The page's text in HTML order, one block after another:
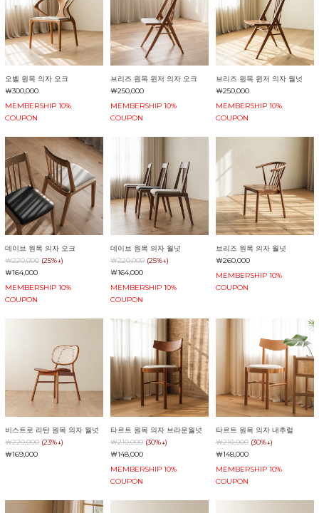
오벨 원목 의자 오크
￦300,000
MEMBERSHIP 10%
COUPON
브리즈 원목 윈저 의자 오크
￦250,000
MEMBERSHIP 10%
COUPON
브리즈 원목 윈저 의자 월넛
￦250,000
MEMBERSHIP 10%
COUPON
데이브 원목 의자 오크
￦220,000 (25%↓)
￦164,000
MEMBERSHIP 10%
COUPON
데이브 원목 의자 월넛
￦220,000 (25%↓)
￦164,000
MEMBERSHIP 10%
COUPON
브리즈 원목 의자 월넛
￦260,000
MEMBERSHIP 10%
COUPON
비스트로 라탄 원목 의자 월넛
￦220,000 (23%↓)
￦169,000
타르트 원목 의자 브라운월넛
￦210,000 (30%↓)
￦148,000
MEMBERSHIP 10%
COUPON
타르트 원목 의자 내추럴
￦210,000 (30%↓)
￦148,000
MEMBERSHIP 10%
COUPON